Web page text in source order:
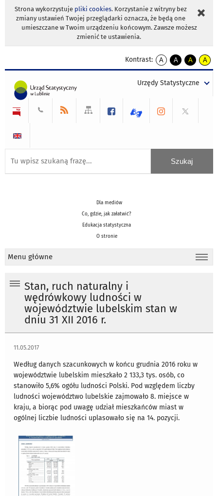
Strona wykorzystuje pliki cookies. Korzystanie z witryny bez
zmiany ustawień Twojej przeglądarki oznacza, że będą one
umieszczane w Twoim urządzeniu końcowym. Zawsze możesz
zmienić te ustawienia.
Kontrast:
A
kontrast
A
kontrast
tekst
czarnym
A
kontrast
tekst
czarnym
A
tekst
żółtym
Urzędy Statystyczne
Dla mediów
Co, gdzie, jak załatwić?
Edukacja statystyczna
O stronie
Menu główne
Stan, ruch naturalny i
wędrówkowy ludności w
województwie lubelskim stan w
dniu 31 XII 2016 r.
11.05.2017
Według danych szacunkowych w końcu grudnia 2016 roku w
województwie lubelskim mieszkało 2 133,3 tys. osób, co
stanowiło 5,6% ogółu ludności Polski. Pod względem liczby
ludności województwo lubelskie zajmowało 8. miejsce w
kraju, a biorąc pod uwagę udział mieszkańców miast w
ogólnej liczbie ludności uplasowało się na 14. pozycji.